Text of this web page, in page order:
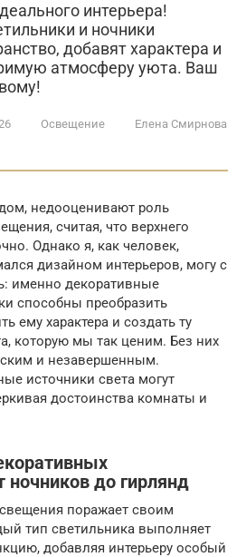
интерьера!
и ночники
добавят характера и
атмосферу уюта. Ваш
Освещение Елена Смирнова
недооценивают роль
считая, что верхнего
Однако я, как человек,
дизайном интерьеров, могу с
именно декоративные
способны преобразить
ему характера и создать ту
которую мы так ценим. Без них
и незавершенным.
источники света могут
достоинства комнаты и
ночников до гирлянд
поражает своим
тип светильника выполняет
добавляя интерьеру особый